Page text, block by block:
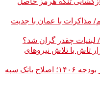
مذاکرات با عمان با جدیت
تاش با تلاش نیروهای
تسویه بدهی‌های صنعت دارو در بودجه ۱۴۰۶؛ اصلاح بانک سپه